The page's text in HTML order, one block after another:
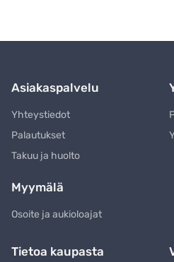
Asiakaspalvelu
Yhteystiedot
Palautukset
Takuu ja huolto
Myymälä
Osoite ja aukioloajat
Tietoa kaupasta